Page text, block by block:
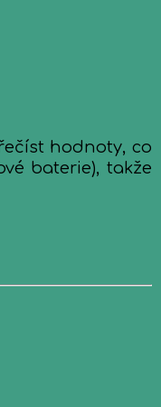
hodnoty, co
baterie), takže